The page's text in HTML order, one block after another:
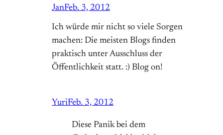
JanFeb. 3, 2012
Ich würde mir nicht so viele Sorgen
machen: Die meisten Blogs finden
praktisch unter Ausschluss der
Öffentlichkeit statt. :) Blog on!
YuriFeb. 3, 2012
Diese Panik bei dem